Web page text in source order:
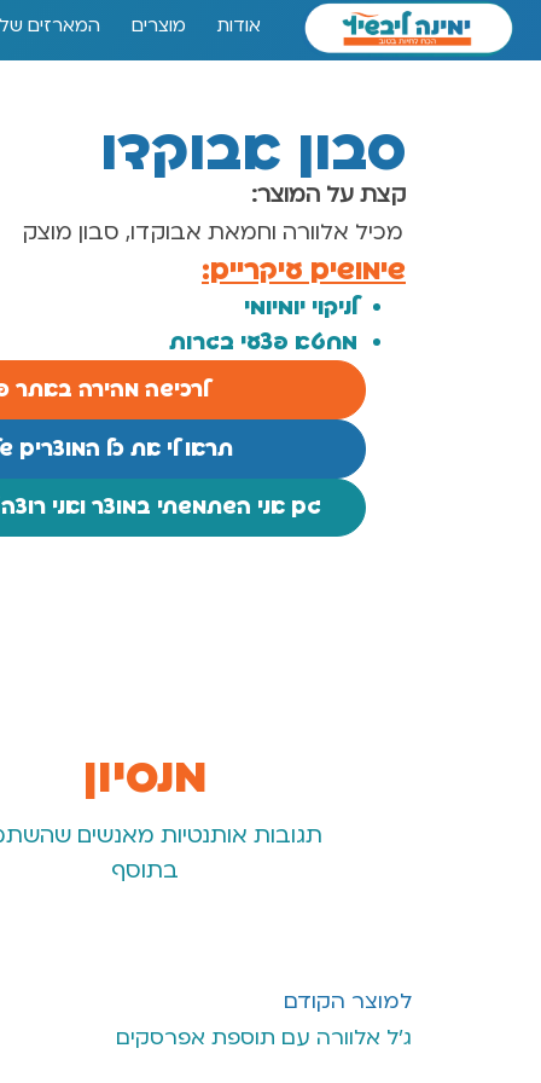
אודות מוצרים המארזים
סבון אבוקדו
קצת על המוצר:
מכיל אלוורה וחמאת אבוקדו, סבון מוצק
שימושים עיקריים:
לניקוי יומיומי
מחטא פצעי בגרות
לרכישה מהירה באתר
תראו לי את כל המוצרים
גם אני השתמשתי במוצר ואני
מנסיון
תגובות אותנטיות מאנשים
בתוסף
למוצר הקודם
ג'ל אלוורה עם תוספת אפרסקים